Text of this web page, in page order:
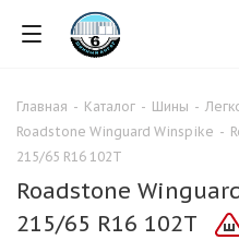
Главная - Каталог - Шины -
Roadstone Winguard Winspike -
215/65 R16 102T
Roadstone
215/65 R16 102T